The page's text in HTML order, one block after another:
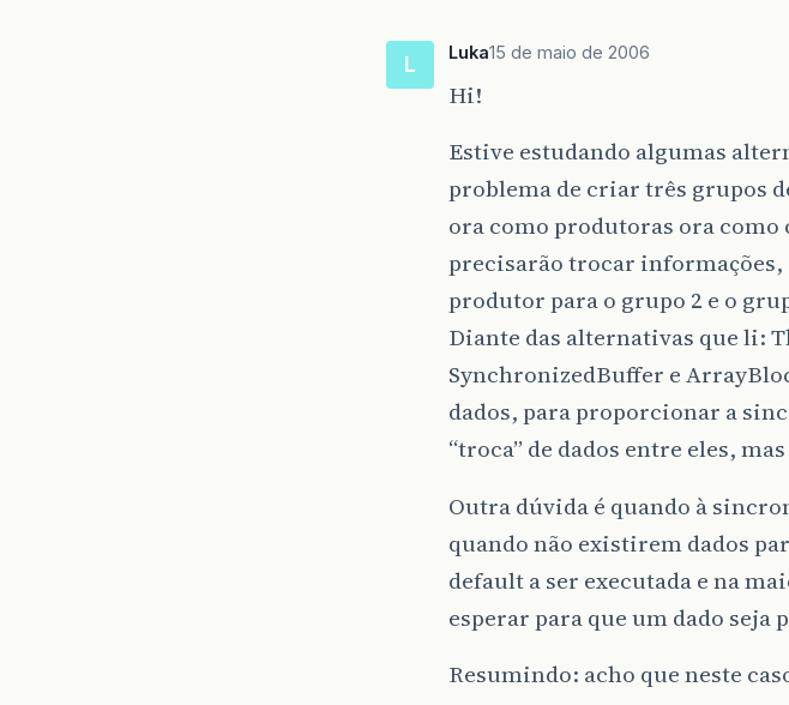
L Luka15 de maio de 2006
Hi!
Estive estudando algumas
problema de criar três grupos
ora como produtoras ora
precisarão trocar informações,
produtor para o grupo 2 e o
Diante das alternativas que li:
SynchronizedBuffer e
dados, para proporcionar a
“troca” de dados entre eles,
Outra dúvida é quando à
quando não existirem dados
default a ser executada e na
esperar para que um dado seja
Resumindo: acho que neste